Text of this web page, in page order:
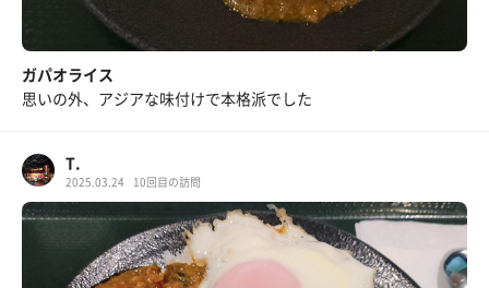
ガパオライス
思いの外、アジアな味付けで本格派でした
T.
2025.03.24 10回目の訪問